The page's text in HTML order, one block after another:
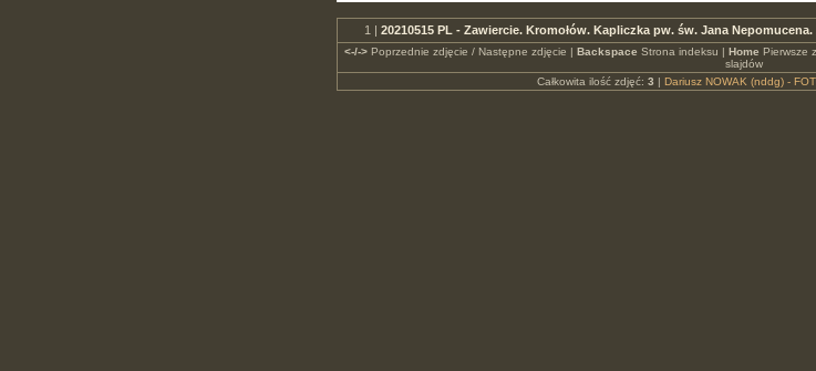
1 | 20210515 PL - Zawiercie. Kromołów. Kapliczka pw. św. Jana
<-/->Poprzednie zdjęcie / Następne zdjęcie | Backspace Strona indeksu | Home Pierwsze
slajdów
Całkowita ilość zdjęć: 3 | Dariusz NOWAK (nddg) -